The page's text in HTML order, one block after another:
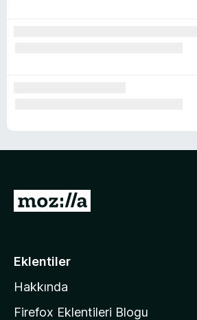
M
i
l
a
Eklentiler
Hakkında
Firefox Eklentileri Blogu